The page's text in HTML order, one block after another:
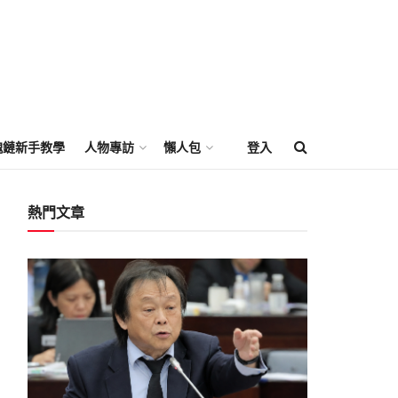
新手教學 人物專訪 懶人包 登入
熱門文章